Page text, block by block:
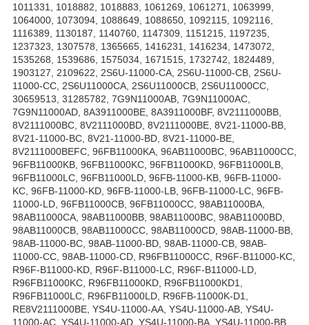
1011331, 1018882, 1018883, 1061269, 1061271, 1063999,
1064000, 1073094, 1088649, 1088650, 1092115, 1092116,
1116389, 1130187, 1140760, 1147309, 1151215, 1197235,
1237323, 1307578, 1365665, 1416231, 1416234, 1473072,
1535268, 1539686, 1575034, 1671515, 1732742, 1824489,
1903127, 2109622, 2S6U-11000-CA, 2S6U-11000-CB, 2S6U-
11000-CC, 2S6U11000CA, 2S6U11000CB, 2S6U11000CC,
30659513, 31285782, 7G9N11000AB, 7G9N11000AC,
7G9N11000AD, 8A3911000BE, 8A3911000BF, 8V2111000BB,
8V2111000BC, 8V2111000BD, 8V2111000BE, 8V21-11000-BB,
8V21-11000-BC, 8V21-11000-BD, 8V21-11000-BE,
8V2111000BEFC, 96FB11000KA, 96AB11000BC, 96AB11000CC,
96FB11000KB, 96FB11000KC, 96FB11000KD, 96FB11000LB,
96FB11000LC, 96FB11000LD, 96FB-11000-KB, 96FB-11000-
KC, 96FB-11000-KD, 96FB-11000-LB, 96FB-11000-LC, 96FB-
11000-LD, 96FB11000CB, 96FB11000CC, 98AB11000BA,
98AB11000CA, 98AB11000BB, 98AB11000BC, 98AB11000BD,
98AB11000CB, 98AB11000CC, 98AB11000CD, 98AB-11000-BB,
98AB-11000-BC, 98AB-11000-BD, 98AB-11000-CB, 98AB-
11000-CC, 98AB-11000-CD, R96FB11000CC, R96F-B11000-KC,
R96F-B11000-KD, R96F-B11000-LC, R96F-B11000-LD,
R96FB11000KC, R96FB11000KD, R96FB11000KD1,
R96FB11000LC, R96FB11000LD, R96FB-11000K-D1,
RE8V2111000BE, YS4U-11000-AA, YS4U-11000-AB, YS4U-
11000-AC, YS4U-11000-AD, YS4U-11000-BA, YS4U-11000-BB,